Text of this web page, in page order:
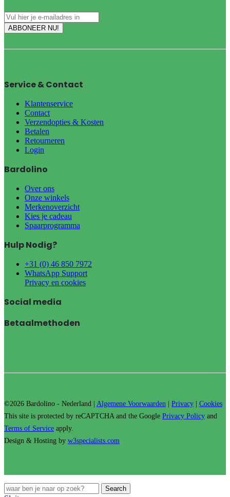
Service & Contact
Klantenservice
Contact
Verzendopties & Kosten
Betalen
Retourneren
Login
Bardolino
Over ons
Onze winkels
Merkenoverzicht
Kies je cadeau
Spaarprogramma
Hulp Nodig?
+31 (0) 46 850 7972
WhatsApp Support
Privacy en cookies
Social media
Betaalmethoden
©2026 Bardolino - Nederland | Algemene Voorwaarden | Privacy | Cookies
This site is protected by reCAPTCHA and the Google Privacy Policy and
Terms of Service apply.
Design & Hosting by w3specialists.com
Search